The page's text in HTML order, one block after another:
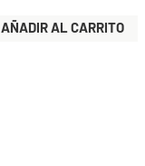
AÑADIR AL CARRITO